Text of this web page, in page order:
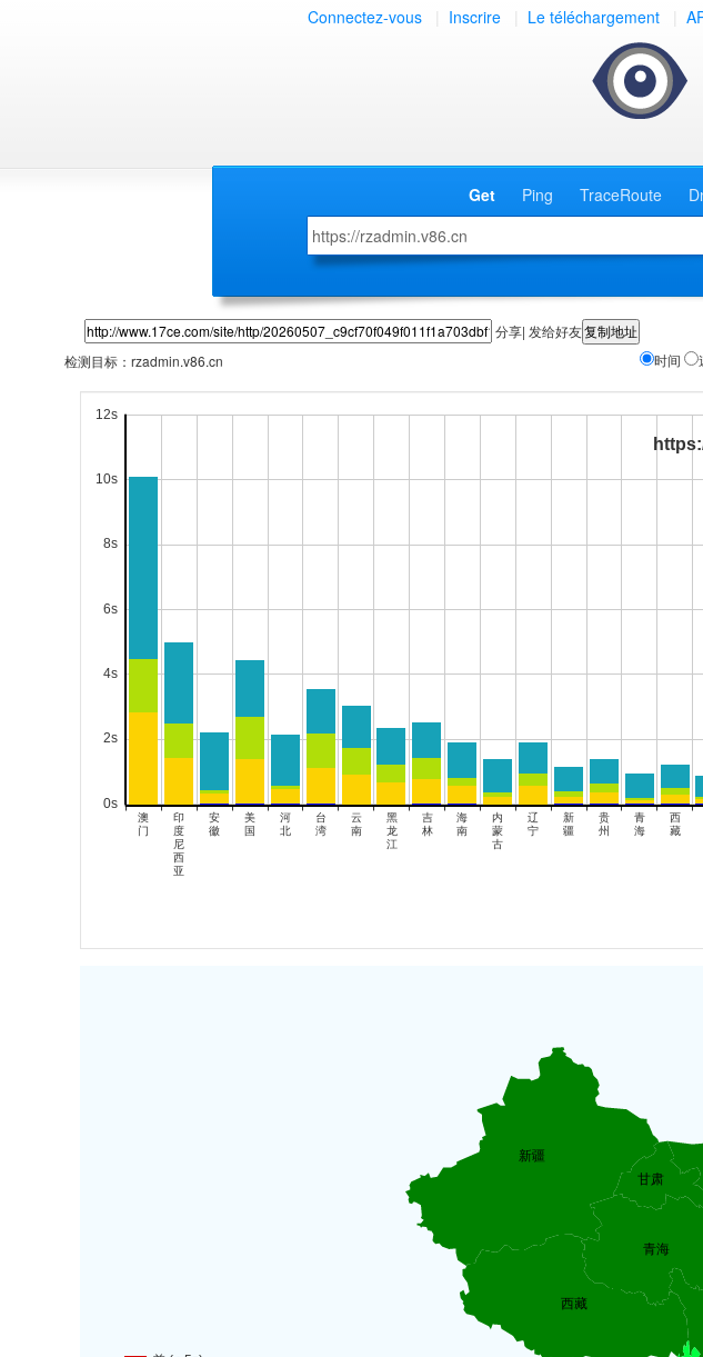
Connectez-vous Inscrire Le téléchargement
Get Ping TraceRoute
分享| 发给好友
检测目标： rzadmin.v86.cn 时间